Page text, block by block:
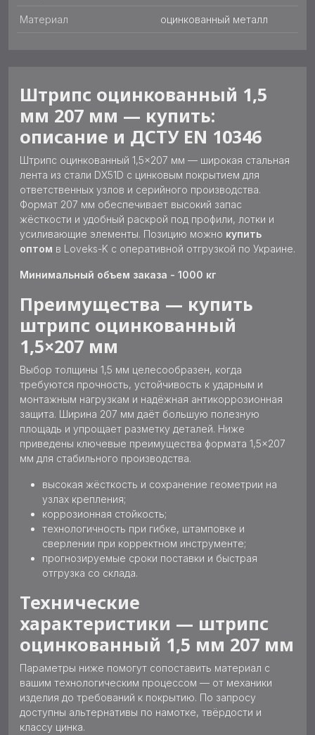
Материал оцинкованный металл
Штрипс оцинкованный 1,5
мм 207 мм — купить:
описание и ДСТУ EN 10346
Штрипс оцинкованный 1,5×207 мм — широкая стальная
лента из стали DX51D с цинковым покрытием для
ответственных узлов и серийного производства.
Формат 207 мм обеспечивает высокий запас
жёсткости и удобный раскрой под профили, лотки и
усиливающие элементы. Позицию можно купить
оптом в Loveks-K с оперативной отгрузкой по Украине.
Минимальный объем заказа - 1000 кг
Преимущества — купить
штрипс оцинкованный
1,5×207 мм
Выбор толщины 1,5 мм целесообразен, когда
требуются прочность, устойчивость к ударным и
монтажным нагрузкам и надёжная антикоррозионная
защита. Ширина 207 мм даёт большую полезную
площадь и упрощает разметку деталей. Ниже
приведены ключевые преимущества формата 1,5×207
мм для стабильного производства.
высокая жёсткость и сохранение геометрии на
узлах крепления;
коррозионная стойкость;
технологичность при гибке, штамповке и
сверлении при корректном инструменте;
прогнозируемые сроки поставки и быстрая
отгрузка со склада.
Технические
характеристики — штрипс
оцинкованный 1,5 мм 207 мм
Параметры ниже помогут сопоставить материал с
вашим технологическим процессом — от механики
изделия до требований к покрытию. По запросу
доступны альтернативы по намотке, твёрдости и
классу цинка.